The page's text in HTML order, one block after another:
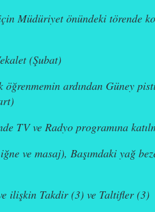
Müdüriyet önündeki törende
(Şubat)
öğrenmemin ardından Güney
TV ve Radyo programına
ve masaj), Başımdaki yağ
ilişkin Takdir (3) ve Taltifler (3)